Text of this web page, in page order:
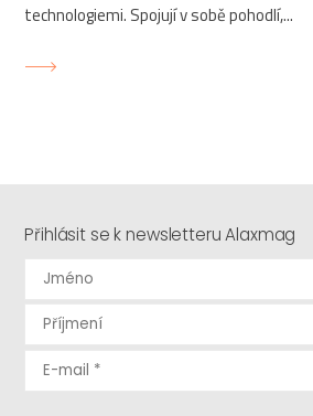
technologiemi. Spojují v sobě pohodlí,...
Přihlásit se k newsletteru Alaxmag